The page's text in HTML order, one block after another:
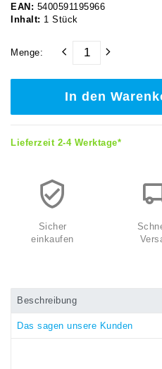
EAN: 5400591195966
Inhalt: 1 Stück
Menge:
In den
Lieferzeit 2-4 Werktage*
Sicher
einkaufen
Beschreibung
Das sagen unsere Kunden